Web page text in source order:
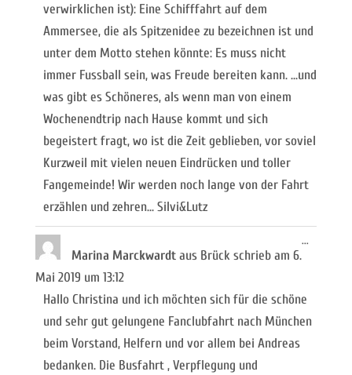
verwirklichen ist): Eine Schifffahrt auf dem
Ammersee, die als Spitzenidee zu bezeichnen ist und
unter dem Motto stehen könnte: Es muss nicht
immer Fussball sein, was Freude bereiten kann. ...und
was gibt es Schöneres, als wenn man von einem
Wochenendtrip nach Hause kommt und sich
begeistert fragt, wo ist die Zeit geblieben, vor soviel
Kurzweil mit vielen neuen Eindrücken und toller
Fangemeinde! Wir werden noch lange von der Fahrt
erzählen und zehren... Silvi&Lutz
Marina Marckwardt aus Brück schrieb am 6.
Mai 2019 um 13:12
Hallo Christina und ich möchten sich für die schöne
und sehr gut gelungene Fanclubfahrt nach München
beim Vorstand, Helfern und vor allem bei Andreas
bedanken. Die Busfahrt , Verpflegung und
...